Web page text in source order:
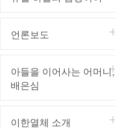
언론보도
아들을 이어사는 어머니,
배은심
이한열체 소개